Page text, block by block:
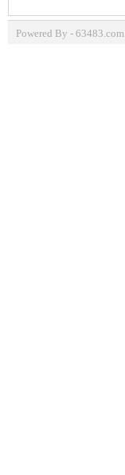
Powered By - 63483.com